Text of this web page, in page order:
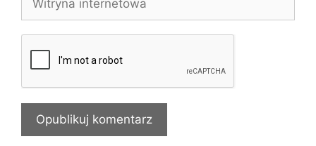
internetowa